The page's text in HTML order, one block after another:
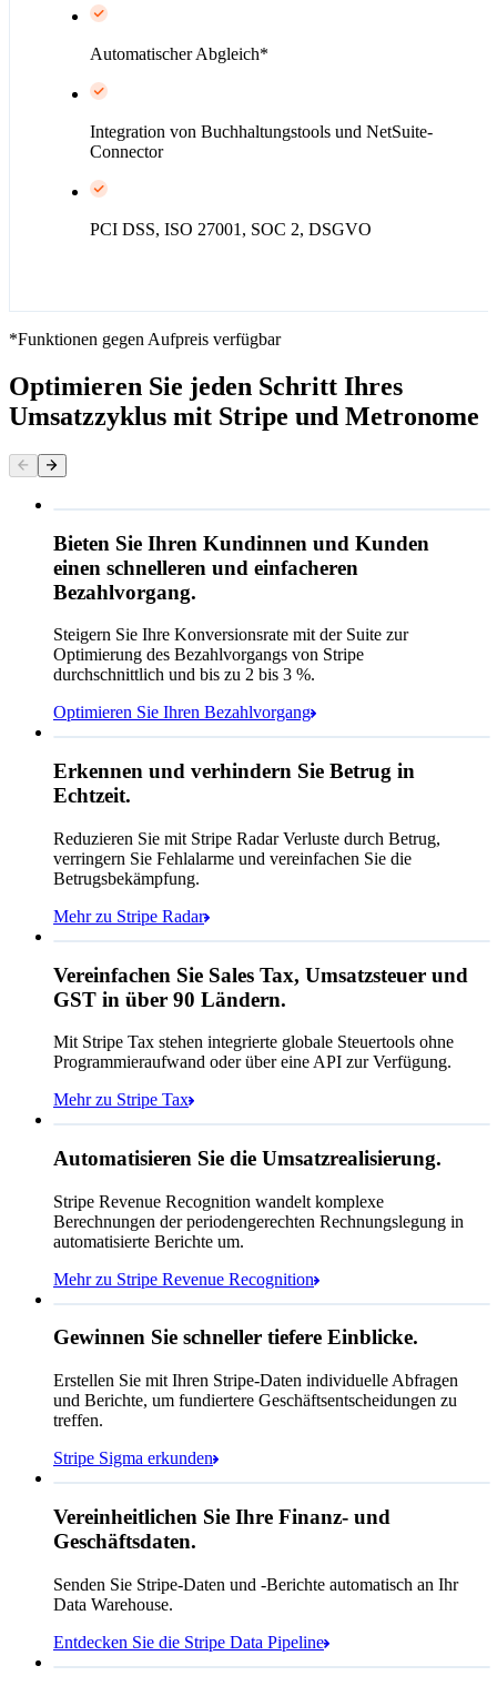
Automatischer Abgleich*
Integration von Buchhaltungstools und NetSuite-
Connector
PCI DSS, ISO 27001, SOC 2, DSGVO
*Funktionen gegen Aufpreis verfügbar
Optimieren Sie jeden Schritt Ihres
Umsatzzyklus mit Stripe und Metronome
Kontaktinformation
E-Mail
Karte
Affirm
Kryptowährung
Bieten Sie Ihren Kundinnen und Kunden
einen schnelleren und einfacheren
Bezahlvorgang.
Steigern Sie Ihre Konversionsrate mit der Suite zur
Optimierung des Bezahlvorgangs von Stripe
durchschnittlich und bis zu 2 bis 3 %.
Optimieren Sie Ihren Bezahlvorgang
3D Secure-Authentifizierung angefordert
Regel angewendet: Zulassen
Erkennen und verhindern Sie Betrug in
Echtzeit.
Reduzieren Sie mit Stripe Radar Verluste durch Betrug,
verringern Sie Fehlalarme und vereinfachen Sie die
Betrugsbekämpfung.
Mehr zu Stripe Radar
Queried
Zahlen Sie Queried
247,64 €
Abonnement 224,00 €
Zahlbarer Betrag 247,64 €
Postleitzahl
98104
Vereinfachen Sie Sales Tax, Umsatzsteuer und
GST in über 90 Ländern.
Mit Stripe Tax stehen integrierte globale Steuertools ohne
Programmieraufwand oder über eine API zur Verfügung.
Mehr zu Stripe Tax
5.255.475,44 €
Offen Geschlossen
Automatisieren Sie die Umsatzrealisierung.
Stripe Revenue Recognition wandelt komplexe
Berechnungen der periodengerechten Rechnungslegung in
automatisierte Berichte um.
Mehr zu Stripe Revenue Recognition
haben wir in Frankreich?
select
id,
shipping_address_country
fromcustomers
where shipping_address_country = 'FR'
https://dashboard.stripe.com/quer...
Gewinnen Sie schneller tiefere Einblicke.
Erstellen Sie mit Ihren Stripe-Daten individuelle Abfragen
und Berichte, um fundiertere Geschäftsentscheidungen zu
treffen.
Stripe Sigma erkunden
Wählen Sie den Speicherort für Ihre Daten aus
Snowflake Amazon Redshift
Databricks Amazon S3
Vereinheitlichen Sie Ihre Finanz- und
Geschäftsdaten.
Senden Sie Stripe-Daten und -Berichte automatisch an Ihr
Data Warehouse.
Entdecken Sie die Stripe Data Pipeline